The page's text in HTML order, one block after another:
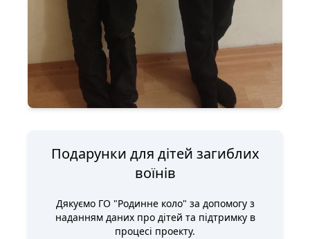
Подарунки для дітей загиблих
воїнів
Дякуємо ГО "Родинне коло" за допомогу з
наданням даних про дітей та підтримку в
процесі проекту.